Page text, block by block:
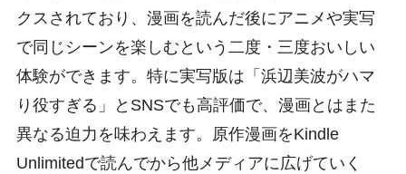
クスされており、漫画を読んだ後にアニメや実写
で同じシーンを楽しむという二度・三度おいしい
体験ができます。特に実写版は「浜辺美波がハマ
り役すぎる」とSNSでも高評価で、漫画とはまた
異なる迫力を味わえます。原作漫画をKindle
Unlimitedで読んでから他メディアに広げていく